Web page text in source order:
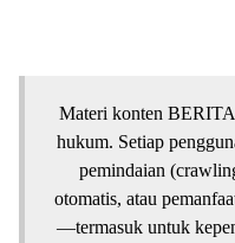
Materi konten
hukum. Setiap
pemindaian
otomatis, atau
—termasuk untuk